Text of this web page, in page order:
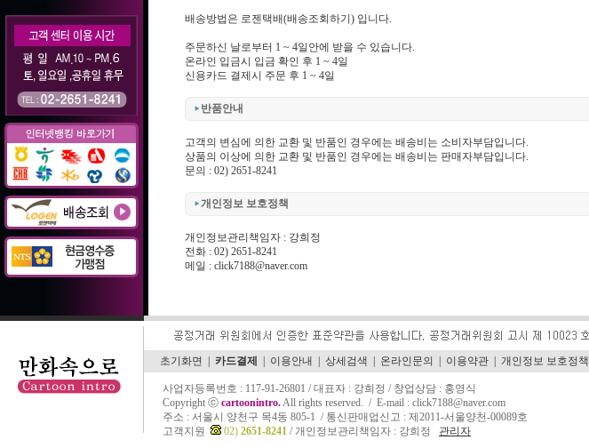
배송방법은 로젠택배(배송조회하기 ) 입니다.
주문하신 날로부터 1 ~ 4일안에 받을 수 있습니다.
온라인 입금시 입금 확인 후 1 ~ 4일
신용카드 결제시 주문 후 1 ~ 4일
반품안내
고객의 변심에 의한 교환 및 반품인 경우에는 배송비는 소비자부담입니다.
상품의 이상에 의한 교환 및 반품인 경우에는 배송비는 판매자부담입니다.
문의 : 02) 2651-8241
개인정보 보호정책
개인정보관리책임자 : 강희정
전화 : 02) 2651-8241
메일 : click7188@naver.com
초기화면 카드결제 이용안내 상세검색 온라인문의 이용약관 개인정보 보호정책
사업자등록번호 : 117-91-26801 / 대표자 : 강희정 / 창업상담 : 홍영식
Copyright ⓒ cartoonintro.All rights reserved. / E-mail : click7188@naver.com
주소 : 서울시 양천구 목4동 805-1 / 통신판매업신고 : 제2011-서울양천-00089호
고객지원
02) 2651-8241 / 개인정보관리책임자 : 강희정 관리자